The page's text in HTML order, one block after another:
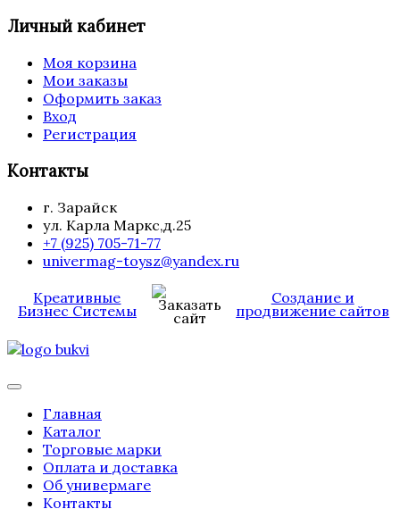
Личный кабинет
Моя корзина
Мои заказы
Оформить заказ
Вход
Регистрация
Контакты
г. Зарайск
ул. Карла Маркс,д.25
+7 (925) 705-71-77
univermag-toysz@yandex.ru
Креативные
Бизнес Системы
Создание и
продвижение сайтов
Главная
Каталог
Торговые марки
Оплата и доставка
Об универмаге
Контакты